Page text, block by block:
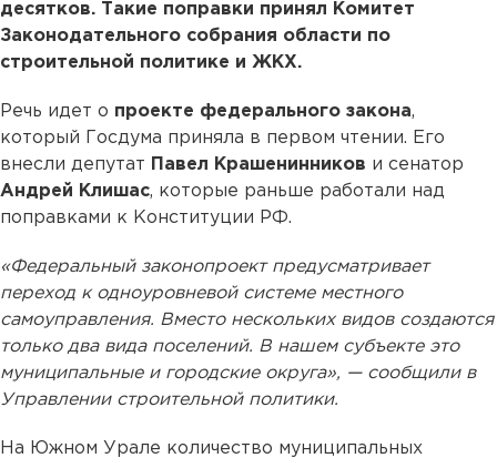
десятков. Такие поправки принял Комитет
Законодательного собрания области по
строительной политике и ЖКХ.
Речь идет о проекте федерального закона,
который Госдума приняла в первом чтении. Его
внесли депутат Павел Крашенинников и сенатор
Андрей Клишас, которые раньше работали над
поправками к Конституции РФ.
«Федеральный законопроект предусматривает
переход к одноуровневой системе местного
самоуправления. Вместо нескольких видов создаются
только два вида поселений. В нашем субъекте это
муниципальные и городские округа», — сообщили в
Управлении строительной политики.
На Южном Урале количество муниципальных